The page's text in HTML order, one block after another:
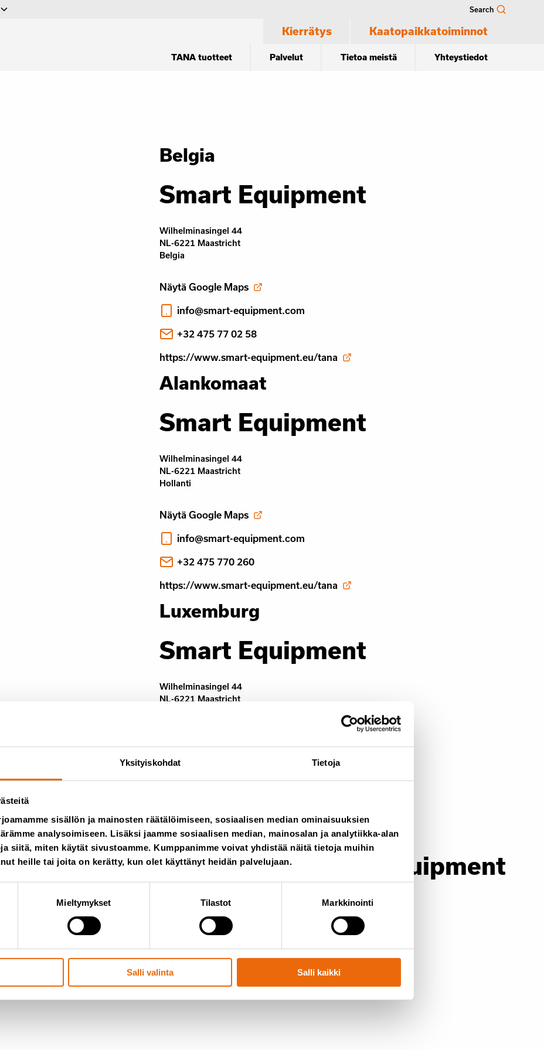
Yksityiskohdat Tietoja
sisällön ja mainosten räätälöimiseen, sosiaalisen median ominaisuuksien
analysoimiseen. Lisäksi jaamme sosiaalisen median, mainosalan ja analytiikka-alan
siitä, miten käytät sivustoamme. Kumppanimme voivat yhdistää näitä tietoja muihin
heille tai joita on kerätty, kun olet käyttänyt heidän palvelujaan.
Mieltymykset Tilastot Markkinointi
Salli valinta Salli kaikki
Search
Kierrätys Kaatopaikkatoiminnot
TANA tuotteet Palvelut Tietoa meistä Yhteystiedot
Belgia
Smart Equipment
Wilhelminasingel 44
NL-6221 Maastricht
Belgia
Näytä Google Maps
info@smart-equipment.com
+32 475 77 02 58
https://www.smart-equipment.eu/tana
Alankomaat
Smart Equipment
Wilhelminasingel 44
NL-6221 Maastricht
Hollanti
Näytä Google Maps
info@smart-equipment.com
+32 475 770 260
https://www.smart-equipment.eu/tana
Luxemburg
Smart Equipment
Wilhelminasingel 44
NL-6221 Maastricht
Ranska
Yksityinen: Smart Equipment
Wilhelminasingel 44
NL-6221 Maastricht
info@smart-equipment.com